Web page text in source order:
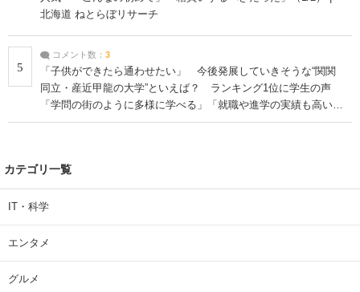
北海道 ねとらぼリサーチ
5
コメント数： 3
「子供ができたら通わせたい」 今後発展していきそうな“関関
同立・産近甲龍の大学”といえば？ ランキング1位に学生の声
「学問の街のように多様に学べる」「就職や進学の実績も高い」
| 大学 ねとらぼリサーチ
カテゴリ一覧
IT・科学
エンタメ
グルメ